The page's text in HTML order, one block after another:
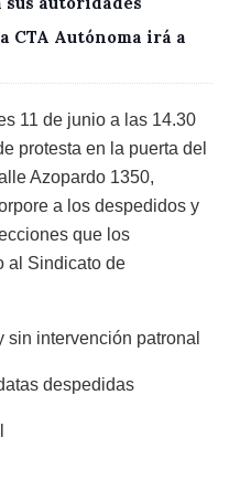
CTA Autónoma irá a
11 de junio a las 14.30
protesta en la puerta del
Azopardo 1350,
a los despedidos y
que los
al Sindicato de
sin intervención patronal
despedidas